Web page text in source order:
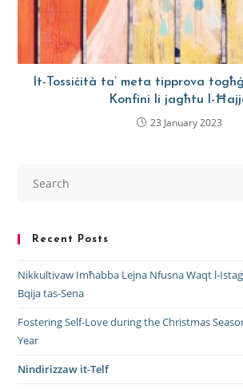
It-Tossiċità ta’ meta tipprova
Konfini li jagħtu l-
23 January 2023
Recent Posts
Nikkultivaw Imħabba Lejna Nfusna Waqt l-
Bqija tas-Sena
Fostering Self-Love during the Christmas
Year
Nindirizzaw it-Telf